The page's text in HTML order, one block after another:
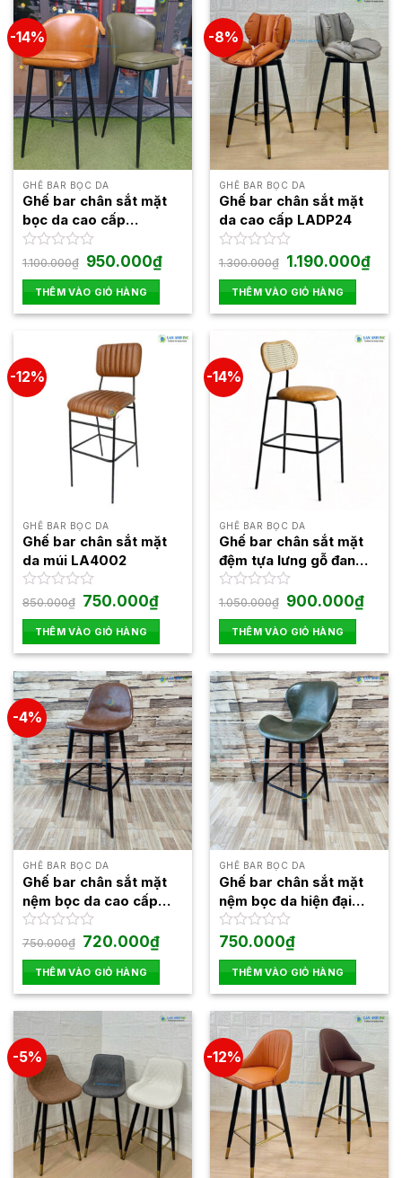
-14%
GHẾ BAR BỌC DA
Ghế bar chân sắt mặt
bọc da cao cấp
LAB4007
Được
hạng
0
5
1.100.000₫ Giá
gốc
là:
1.100.000₫.
950.000₫Giá
hiện
950.000₫.
THÊM VÀO GIỎ HÀNG
-8%
GHẾ BAR BỌC DA
Ghế bar chân sắt mặt
da cao cấp LADP24
Được
hạng
0
5
1.300.000₫ Giá
gốc
là:
1.300.000₫.
1.190.000₫Giá
hiện
THÊM VÀO GIỎ HÀNG
-12%
GHẾ BAR BỌC DA
Ghế bar chân sắt mặt
da múi LA4002
Được
hạng
0
5
sao
850.000₫ Giá
gốc
là:
850.000₫.
750.000₫Giá
hiện
tại
là:
750.000₫.
THÊM VÀO GIỎ HÀNG
-14%
GHẾ BAR BỌC DA
Ghế bar chân sắt mặt
đệm tựa lưng gỗ đan
mây LAB4006
Được
hạng
0
5
sao
1.050.000₫ Giá
gốc
là:
1.050.000₫.
900.000₫Giá
hiện
THÊM VÀO GIỎ HÀNG
-4%
GHẾ BAR BỌC DA
Ghế bar chân sắt mặt
nệm bọc da cao cấp
LAB4004
Được
hạng
0
5
sao
750.000₫ Giá
gốc
là:
750.000₫.
720.000₫Giá
hiện
tại
là:
720.000₫.
THÊM VÀO GIỎ HÀNG
GHẾ BAR BỌC DA
Ghế bar chân sắt mặt
nệm bọc da hiện đại
LAB4005
Được
hạng
0
5
sao
750.000₫
THÊM VÀO GIỎ HÀNG
-5% -12%